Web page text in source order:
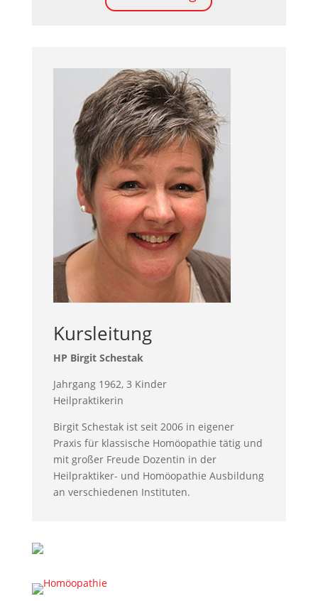
Kursleitung
HP Birgit Schestak
Jahrgang 1962, 3 Kinder
Heilpraktikerin
Birgit Schestak ist seit 2006 in eigener
Praxis für klassische Homöopathie tätig und
mit großer Freude Dozentin in der
Heilpraktiker- und Homöopathie Ausbildung
an verschiedenen Instituten.